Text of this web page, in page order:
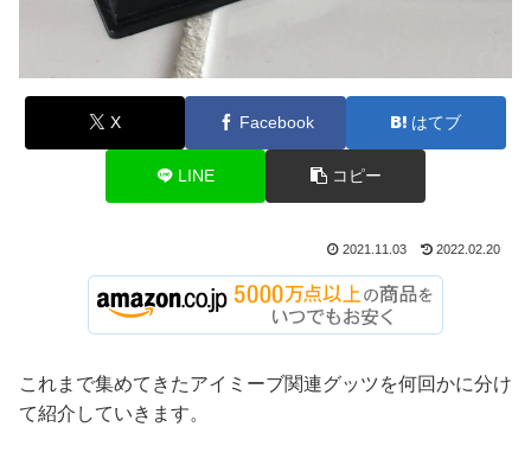
X Facebook はてブ
LINE コピー
2021.11.03 2022.02.20
これまで集めてきたアイミーブ関連グッツを何回かに分け
て紹介していきます。